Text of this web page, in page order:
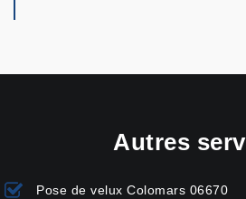
Autres
Pose de velux Colomars 06670